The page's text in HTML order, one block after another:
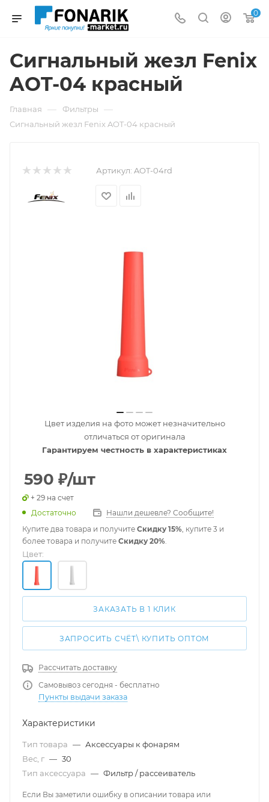
0
Сигнальный жезл Fenix
AOT-04 красный
Главная — Фильтры —
Сигнальный жезл Fenix AOT-04 красный
Артикул: AOT-04rd
Цвет изделия на фото может незначительно
отличаться от оригинала
Гарантируем честность в характеристиках
590 ₽/шт
+ 29 на счет
Достаточно
Нашли дешевле? Сообщите!
Купите два товара и получите Скидку 15%, купите 3 и
более товара и получите Скидку 20%.
Цвет:
ЗАКАЗАТЬ В 1 КЛИК
ЗАПРОСИТЬ СЧЁТ\ КУПИТЬ ОПТОМ
Рассчитать доставку
Самовывоз сегодня - бесплатно
Пункты выдачи заказа
Характеристики
Тип товара — Аксессуары к фонарям
Вес, г — 30
Тип аксессуара — Фильтр / рассеиватель
Если Вы заметили ошибку в описании товара или